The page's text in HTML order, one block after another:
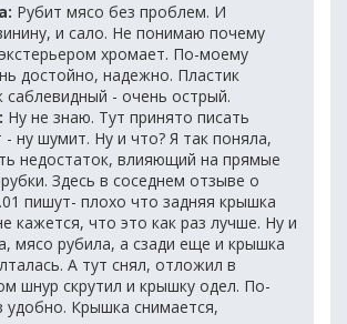
Рубит мясо без проблем. И
и сало. Не понимаю почему
хромает. По-моему
достойно, надежно. Пластик
- очень острый.
Ну не знаю. Тут принято писать
ну шумит. Ну и что? Я так поняла,
недостаток, влияющий на прямые
Здесь в соседнем отзыве о
пишут- плохо что задняя крышка
кажется, что это как раз лучше. Ну и
мясо рубила, а сзади еще и крышка
А тут снял, отложил в
шнур скрутил и крышку одел. По-
удобно. Крышка снимается,